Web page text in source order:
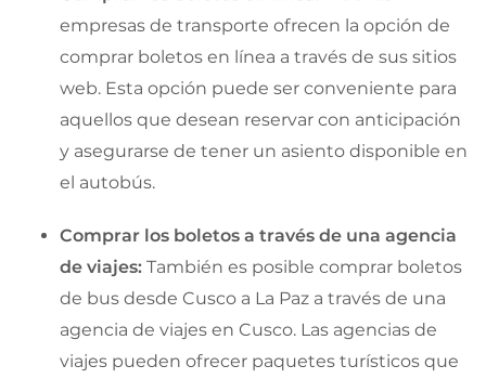
empresas de transporte ofrecen la opción de
comprar boletos en línea a través de sus sitios
web. Esta opción puede ser conveniente para
aquellos que desean reservar con anticipación
y asegurarse de tener un asiento disponible en
el autobús.
Comprar los boletos a través de una agencia
de viajes: También es posible comprar boletos
de bus desde Cusco a La Paz a través de una
agencia de viajes en Cusco. Las agencias de
viajes pueden ofrecer paquetes turísticos que